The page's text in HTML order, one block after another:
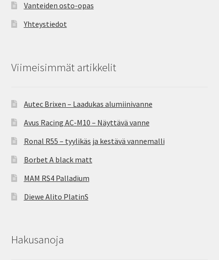
Vanteiden osto-opas
Yhteystiedot
Viimeisimmät artikkelit
Autec Brixen – Laadukas alumiinivanne
Avus Racing AC-M10 – Näyttävä vanne
Ronal R55 – tyylikäs ja kestävä vannemalli
Borbet A black matt
MAM RS4 Palladium
Diewe Alito PlatinS
Hakusanoja